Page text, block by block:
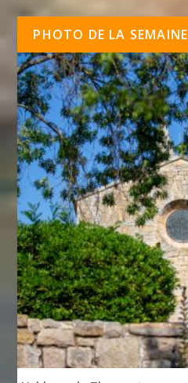
PHOTO DE LA SEMAINE